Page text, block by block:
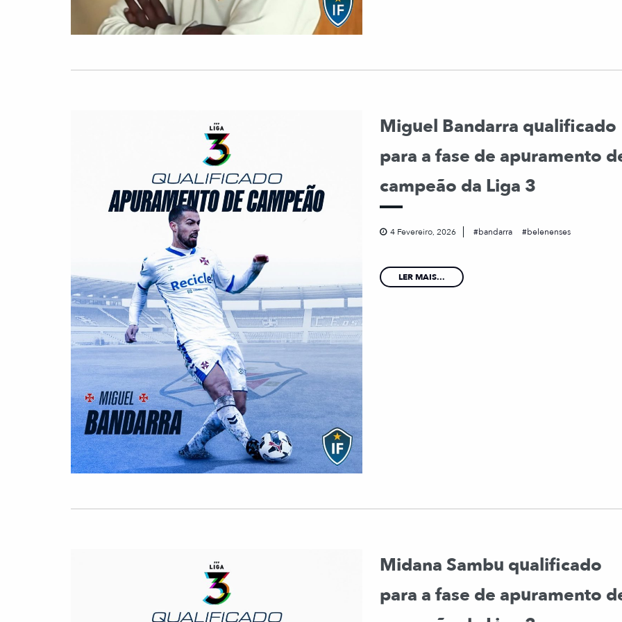
Miguel Bandarra qualificado
para a fase de apuramento
campeão da Liga 3
4 Fevereiro, 2026 bandarra belenenses
LER MAIS...
Midana Sambu qualificado
para a fase de apuramento